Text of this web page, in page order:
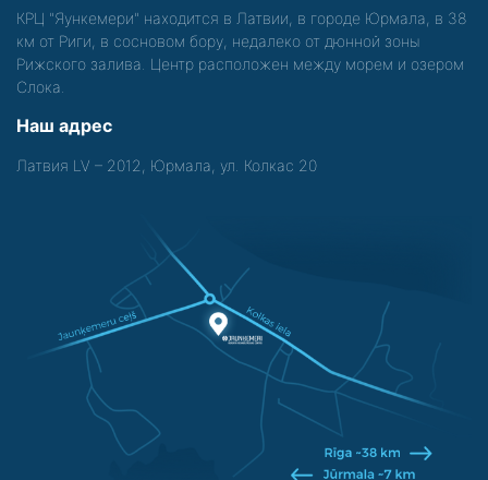
КРЦ "Яункемери" находится в Латвии, в городе Юрмала, в 38
км от Риги, в сосновом бору, недалеко от дюнной зоны
Рижского залива. Центр расположен между морем и озером
Слока.
Наш адрес
Латвия LV – 2012, Юрмала, ул. Колкас 20